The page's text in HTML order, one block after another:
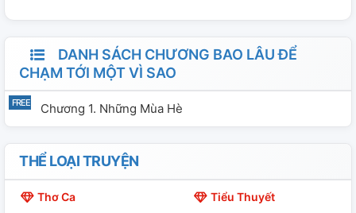
bước qua.DANH SÁCH CHƯƠNG BAO LÂU ĐỂ
CHẠM TỚI MỘT VÌ SAO
Chương 1. Những Mùa Hè
THỂ LOẠI TRUYỆN
Thơ Ca Tiểu Thuyết